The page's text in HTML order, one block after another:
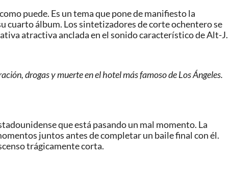
puede. Es un tema que pone de manifiesto la
cuarto álbum. Los sintetizadores de corte ochentero se
atractiva anclada en el sonido característico de Alt-J.
drogas y muerte en el hotel más famoso de Los Ángeles.
que está pasando un mal momento. La
juntos antes de completar un baile final con él.
trágicamente corta.